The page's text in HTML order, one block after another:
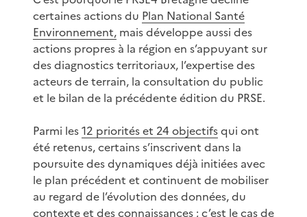
certaines actions du Plan National Santé
Environnement, mais développe aussi des
actions propres à la région en s’appuyant sur
des diagnostics territoriaux, l’expertise des
acteurs de terrain, la consultation du public
et le bilan de la précédente édition du PRSE.
Parmi les12 priorités et 24 objectifsqui ont
été retenus, certains s’inscrivent dans la
poursuite des dynamiques déjà initiées avec
le plan précédent et continuent de mobiliser
au regard de l’évolution des données, du
contexte et des connaissances ; c’est le cas de